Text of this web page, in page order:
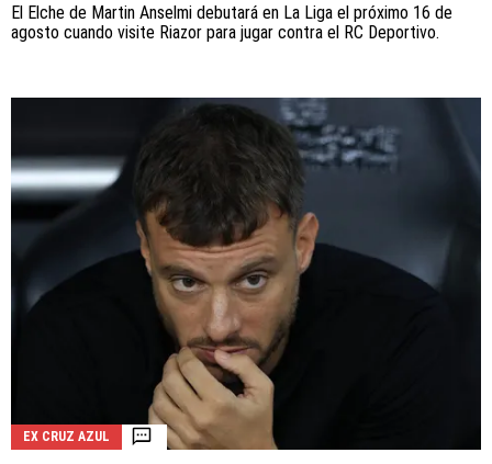
El Elche de Martin Anselmi debutará en La Liga el próximo 16 de
agosto cuando visite Riazor para jugar contra el RC Deportivo.
EX CRUZ AZUL